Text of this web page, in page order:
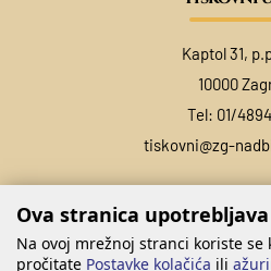
Kaptol 31,
10000
Tel: 01/
tiskovni@zg-
Ova stranica
Na ovoj mrežnoj stranci koriste se
pročitate Postavke kolačića ili